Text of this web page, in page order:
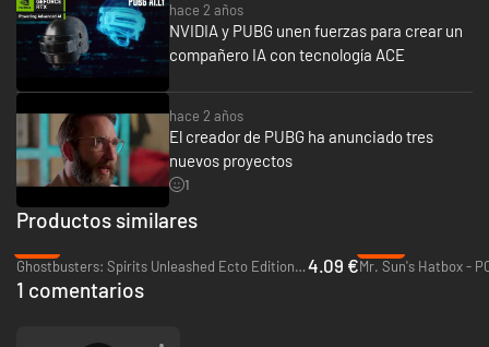
hace 2 años
NVIDIA y PUBG unen fuerzas para crear un
compañero IA con tecnología ACE
hace 2 años
El creador de PUBG ha anunciado tres
nuevos proyectos
1
Productos similares
Ghostbusters: Spirits Unleashed Ecto Edition - PC (Steam)4.09 €Mr. Sun's Hatbox -
1 comentarios